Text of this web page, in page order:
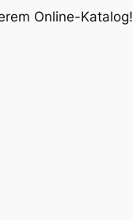
Online-Katalog!